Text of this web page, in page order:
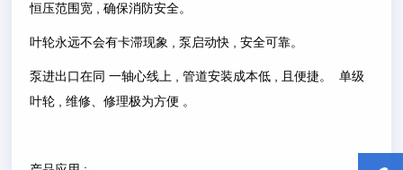
恒压范围宽 , 确保消防安全。
叶轮永远不会有卡滞现象 , 泵启动快 , 安全可靠。
泵进出口在同 一轴心线上 , 管道安装成本低 , 且便捷。 单级
叶轮 , 维修、修理极为方便 。